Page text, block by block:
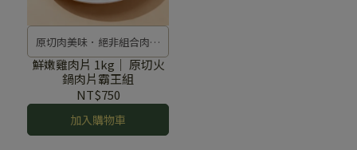
原切肉美味．絕非組合肉可
比擬！
鮮嫩雞肉片 1kg｜ 原切火
鍋肉片霸王組
NT$750
加入購物車